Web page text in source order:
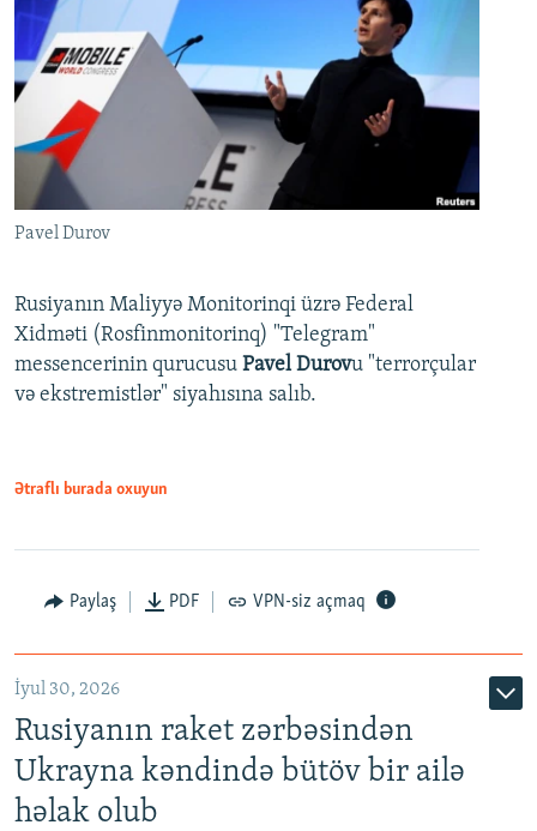
Pavel Durov
Rusiyanın Maliyyə Monitorinqi üzrə Federal
Xidməti (Rosfinmonitorinq) "Telegram"
messencerinin qurucusu Pavel Durovu "terrorçular
və ekstremistlər" siyahısına salıb.
Ətraflı burada oxuyun
Paylaş PDF VPN-siz açmaq
İyul 30, 2026
Rusiyanın raket zərbəsindən
Ukrayna kəndində bütöv bir ailə
həlak olub